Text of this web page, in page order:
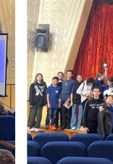
округ
округ
округ